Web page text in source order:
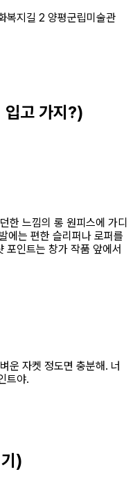
복지길 2 양평군립미술관
입고 가지?)
한 느낌의 롱 원피스에 가디
에는 편한 슬리퍼나 로퍼를
포인트는 창가 작품 앞에서
운 자켓 정도면 충분해. 너
트야.
)